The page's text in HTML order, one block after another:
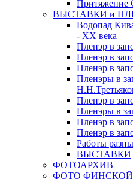
Притяжение
ВЫСТАВКИ и
Водопад
- XX века
Пленэр в
Пленэр в
Пленэр в
Пленэры в
Пленэр в
Пленэры в
Пленэр в
Пленэр в
Работы
ВЫСТАВКИ
ФОТОАРХИВ
ФОТО ФИНСКОЙ